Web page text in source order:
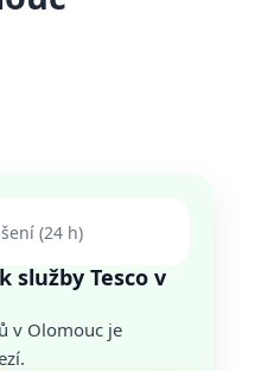
(24 h)
služby Tesco v
v Olomouc je